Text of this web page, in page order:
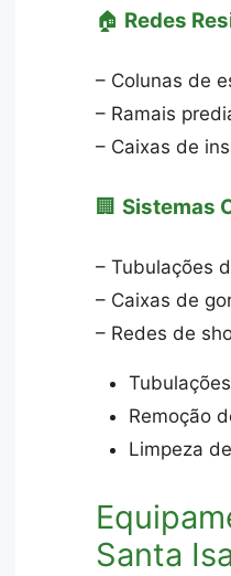
🏠 Redes
– Colunas de
– Ramais
– Caixas de
🏢 Sistemas
– Tubulações
– Caixas de
– Redes de
Remoção
Limpeza
Santa